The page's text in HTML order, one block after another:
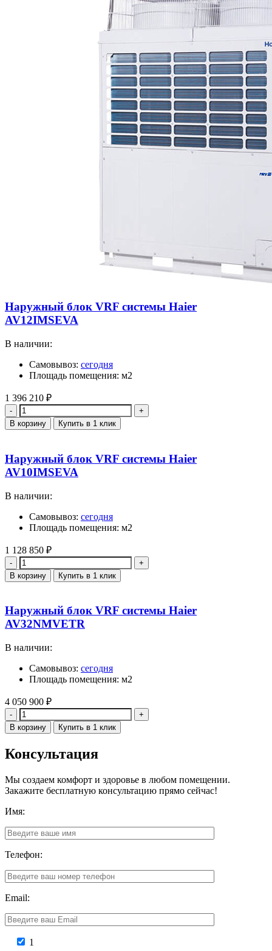
Наружный блок VRF системы Haier
AV12IMSEVA
В наличии:
Самовывоз: сегодня
Площадь помещения: м2
1 396 210 ₽
Количество
В корзину Купить в 1 клик
Наружный блок VRF системы Haier
AV10IMSEVA
В наличии:
Самовывоз: сегодня
Площадь помещения: м2
1 128 850 ₽
Количество
В корзину Купить в 1 клик
Наружный блок VRF системы Haier
AV32NMVETR
В наличии:
Самовывоз: сегодня
Площадь помещения: м2
4 050 900 ₽
Количество
В корзину Купить в 1 клик
Консультация
Мы создаем комфорт и здоровье в любом помещении.
Закажите бесплатную консультацию прямо сейчас!
Имя:
Телефон:
Email:
1